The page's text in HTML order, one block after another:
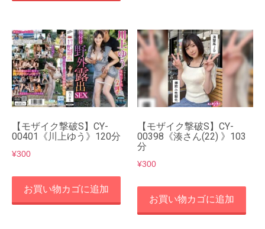
【モザイク撃破S】CY-
00401《川上ゆう》120分
¥300
お買い物カゴに追加
【モザイク撃破S】CY-
00398《湊さん(22) 》103
分
¥300
お買い物カゴに追加